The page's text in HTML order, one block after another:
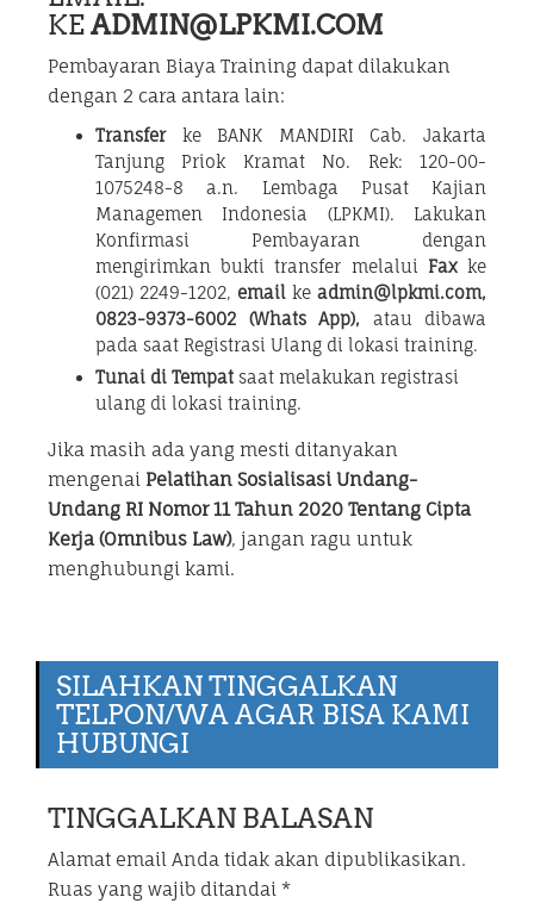
KEADMIN@LPKMI.COM
Pembayaran Biaya Training dapat dilakukan
dengan 2 cara antara lain:
Transferke BANK MANDIRI Cab. Jakarta
Tanjung Priok Kramat No. Rek: 120-00-
1075248-8 a.n. Lembaga Pusat Kajian
Managemen Indonesia (LPKMI). Lakukan
Konfirmasi Pembayaran dengan
mengirimkan bukti transfer melalui Faxke
(021) 2249-1202, email ke admin@lpkmi.com,
0823-9373-6002 (Whats App), atau dibawa
pada saat Registrasi Ulang di lokasi training.
Tunai di Tempat saat melakukan registrasi
ulang di lokasi training.
Jika masih ada yang mesti ditanyakan
mengenai Pelatihan Sosialisasi Undang-
Undang RI Nomor 11 Tahun 2020 Tentang Cipta
Kerja (Omnibus Law), jangan ragu untuk
menghubungi kami.
SILAHKAN TINGGALKAN
TELPON/WA AGAR BISA KAMI
HUBUNGI
TINGGALKAN BALASAN
Alamat email Anda tidak akan dipublikasikan.
Ruas yang wajib ditandai *